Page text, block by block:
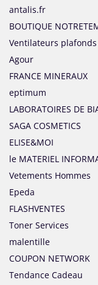
antalis.fr
BOUTIQUE
Ventilateurs plafonds
Agour
FRANCE MINERAUX
eptimum
LABORATOIRES DE
SAGA COSMETICS
ELISE&MOI
le MATERIEL
Vetements Hommes
Epeda
FLASHVENTES
Toner Services
malentille
COUPON NETWORK
Tendance Cadeau